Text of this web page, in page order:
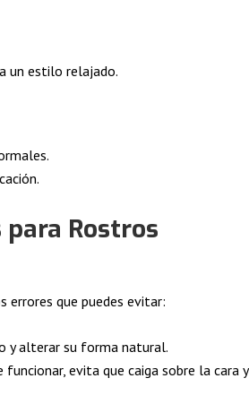
un estilo relajado.
Rostros
errores que puedes evitar:
y alterar su forma natural.
evita que caiga sobre la cara y